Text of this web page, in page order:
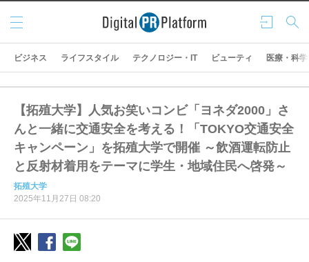
ログ
イン
検索
メニ
ュー
ビジネス ライフスタイル テクノロジー・IT ビューティ 医療・科学
【拓殖大学】人気お笑いコンビ「ヨネダ2000」さ
んと一緒に交通安全を考える！「TOKYO交通安全
キャンペーン」を拓殖大学で開催 ～飲酒運転防止
と反射材着用をテーマに学生・地域住民へ啓発～
拓殖大学
2025年11月27日 08:20